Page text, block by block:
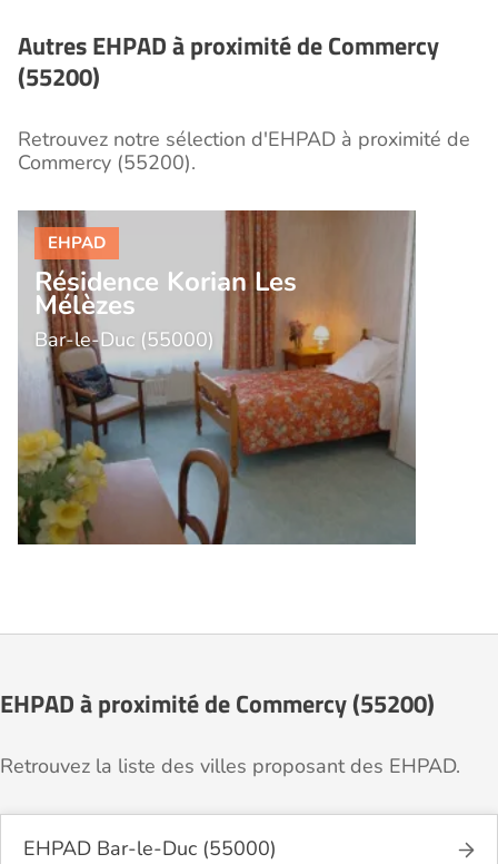
Autres EHPAD à proximité de Commercy
(55200)
Retrouvez notre sélection d'EHPAD à proximité de
Commercy (55200).
Résidence Korian Les
Mélèzes
Bar-le-Duc (55000)
EHPAD à proximité de Commercy (55200)
Retrouvez la liste des villes proposant des EHPAD.
EHPAD Bar-le-Duc (55000)